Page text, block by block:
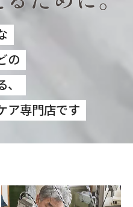
の
ア専門店です